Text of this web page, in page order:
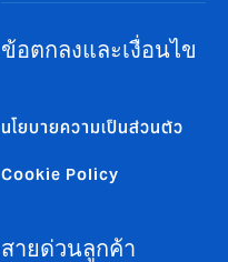
ข้อตกลงและเงื่อนไข
นโยบายความเป็นส่วนตัว
Cookie Policy
สายด่วนลูกค้า